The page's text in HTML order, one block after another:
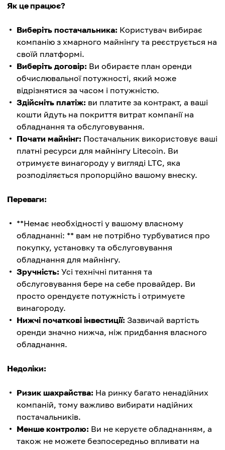
Як це працює?
Виберіть постачальника: Користувач вибирає
компанію з хмарного майнінгу та реєструється на
своїй платформі.
Виберіть договір: Ви обираєте план оренди
обчислювальної потужності, який може
відрізнятися за часом і потужністю.
Здійсніть платіж: ви платите за контракт, а ваші
кошти йдуть на покриття витрат компанії на
обладнання та обслуговування.
Почати майнінг: Постачальник використовує ваші
платні ресурси для майнінгу Litecoin. Ви
отримуєте винагороду у вигляді LTC, яка
розподіляється пропорційно вашому внеску.
Переваги:
**Немає необхідності у вашому власному
обладнанні: ** вам не потрібно турбуватися про
покупку, установку та обслуговування
обладнання для майнінгу.
Зручність: Усі технічні питання та
обслуговування бере на себе провайдер. Ви
просто орендуєте потужність і отримуєте
винагороду.
Нижчі початкові інвестиції: Зазвичай вартість
оренди значно нижча, ніж придбання власного
обладнання.
Недоліки:
Ризик шахрайства: На ринку багато ненадійних
компаній, тому важливо вибирати надійних
постачальників.
Менше контролю: Ви не керуєте обладнанням, а
також не можете безпосередньо впливати на